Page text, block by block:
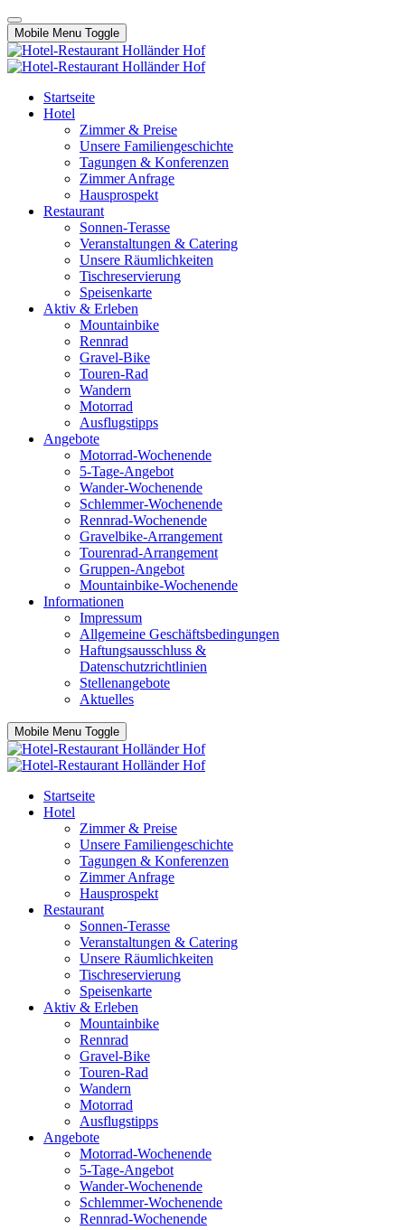
Mobile Menu Toggle
Startseite
Hotel
Zimmer & Preise
Unsere Familiengeschichte
Tagungen & Konferenzen
Zimmer Anfrage
Hausprospekt
Restaurant
Sonnen-Terasse
Veranstaltungen & Catering
Unsere Räumlichkeiten
Tischreservierung
Speisenkarte
Aktiv & Erleben
Mountainbike
Rennrad
Gravel-Bike
Touren-Rad
Wandern
Motorrad
Ausflugstipps
Angebote
Motorrad-Wochenende
5-Tage-Angebot
Wander-Wochenende
Schlemmer-Wochenende
Rennrad-Wochenende
Gravelbike-Arrangement
Tourenrad-Arrangement
Gruppen-Angebot
Mountainbike-Wochenende
Informationen
Impressum
Allgemeine Geschäftsbedingungen
Haftungsausschluss &
Datenschutzrichtlinien
Stellenangebote
Aktuelles
Mobile Menu Toggle
Startseite
Hotel
Zimmer & Preise
Unsere Familiengeschichte
Tagungen & Konferenzen
Zimmer Anfrage
Hausprospekt
Restaurant
Sonnen-Terasse
Veranstaltungen & Catering
Unsere Räumlichkeiten
Tischreservierung
Speisenkarte
Aktiv & Erleben
Mountainbike
Rennrad
Gravel-Bike
Touren-Rad
Wandern
Motorrad
Ausflugstipps
Angebote
Motorrad-Wochenende
5-Tage-Angebot
Wander-Wochenende
Schlemmer-Wochenende
Rennrad-Wochenende